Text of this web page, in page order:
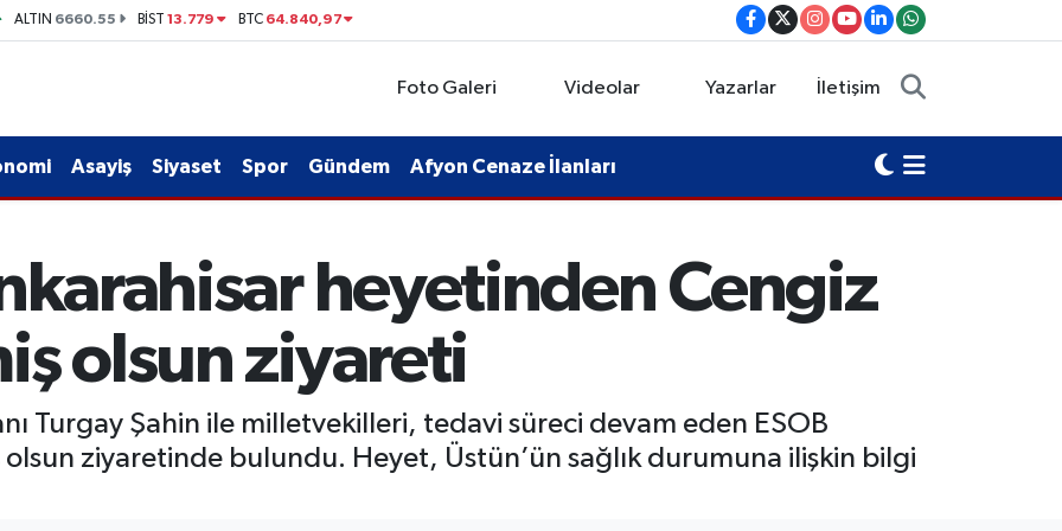
ALTIN 6660.55 BİST13.779 BTC 64.840,97
Foto Galeri Videolar Yazarlar İletişim
Asayiş Siyaset Spor Gündem Afyon Cenaze İlanları
heyetinden Cengiz
olsun ziyareti
Turgay Şahin ile milletvekilleri, tedavi süreci devam eden ESOB
olsun ziyaretinde bulundu. Heyet, Üstün’ün sağlık durumuna ilişkin bilgi